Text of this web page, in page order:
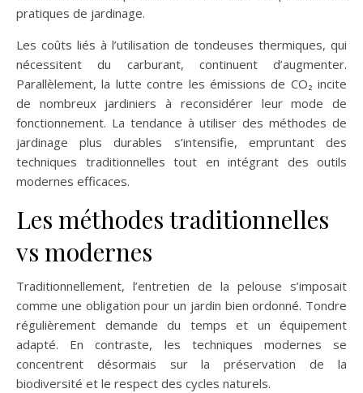
pratiques de jardinage.
Les coûts liés à l’utilisation de tondeuses thermiques, qui
nécessitent du carburant, continuent d’augmenter.
Parallèlement, la lutte contre les émissions de CO₂ incite
de nombreux jardiniers à reconsidérer leur mode de
fonctionnement. La tendance à utiliser des méthodes de
jardinage plus durables s’intensifie, empruntant des
techniques traditionnelles tout en intégrant des outils
modernes efficaces.
Les méthodes traditionnelles
vs modernes
Traditionnellement, l’entretien de la pelouse s’imposait
comme une obligation pour un jardin bien ordonné. Tondre
régulièrement demande du temps et un équipement
adapté. En contraste, les techniques modernes se
concentrent désormais sur la préservation de la
biodiversité et le respect des cycles naturels.